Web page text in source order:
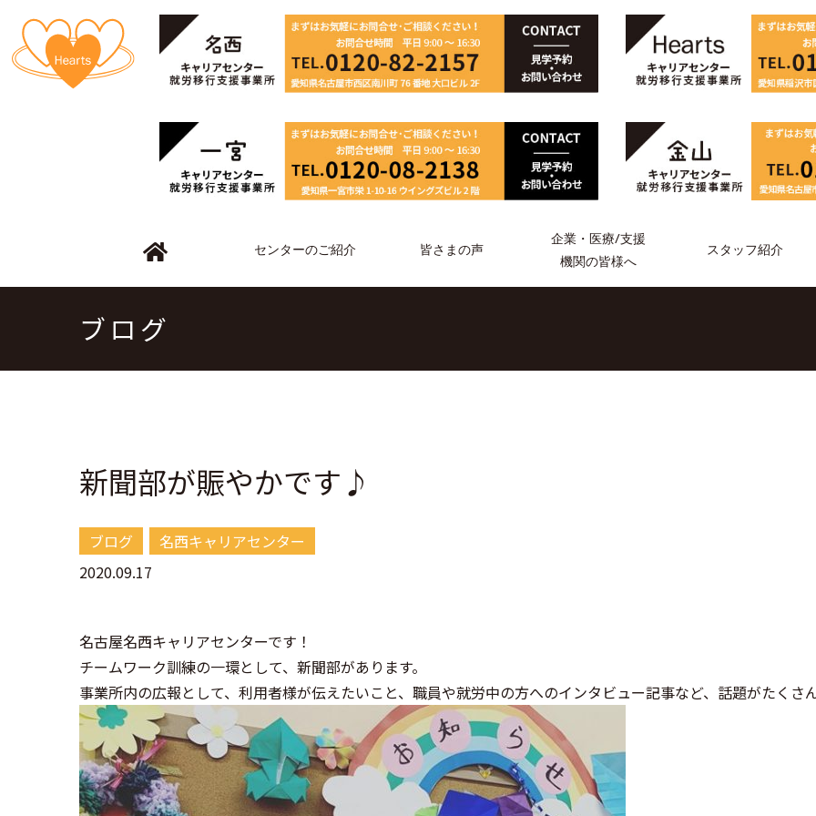
センターのご紹介 皆さまの声
企業・医療/支援
機関の皆様へ
スタッフ紹介
ブログ
新聞部が賑やかです♪
ブログ
名西キャリアセンター
2020.09.17
名古屋名西キャリアセンターです！
チームワーク訓練の一環として、新聞部があります。
事業所内の広報として、利用者様が伝えたいこと、職員や就労中の方へのインタビュー記事など、話題がたくさん